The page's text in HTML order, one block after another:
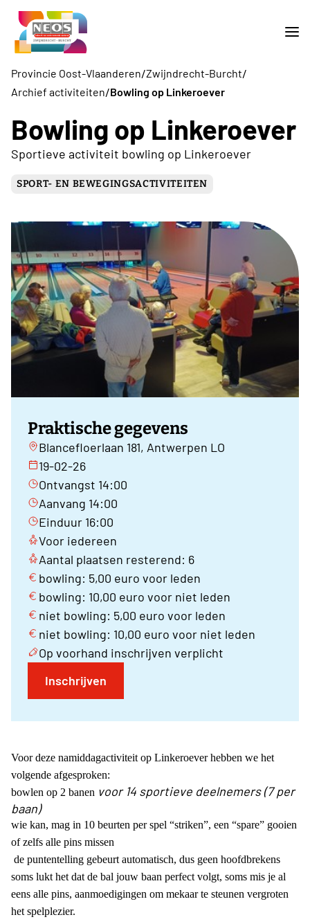
Provincie Oost-Vlaanderen/Zwijndrecht-Burcht/
Archief activiteiten/Bowling op Linkeroever
Bowling op Linkeroever
Sportieve activiteit bowling op Linkeroever
SPORT- EN BEWEGINGSACTIVITEITEN
Praktische gegevens
Blancefloerlaan 181, Antwerpen LO
19-02-26
Ontvangst 14:00
Aanvang 14:00
Einduur 16:00
Voor iedereen
Aantal plaatsen resterend: 6
bowling: 5,00 euro voor leden
bowling: 10,00 euro voor niet leden
niet bowling: 5,00 euro voor leden
niet bowling: 10,00 euro voor niet leden
Op voorhand inschrijven verplicht
Inschrijven
Voor deze namiddagactiviteit op Linkeroever hebben we het
volgende afgesproken:
bowlen op 2 banen voor 14 sportieve deelnemers (7 per
baan)
wie kan, mag in 10 beurten per spel “striken”, een “spare” gooien
of zelfs alle pins missen
de puntentelling gebeurt automatisch, dus geen hoofdbrekens
soms lukt het dat de bal jouw baan perfect volgt, soms mis je al
eens alle pins, aanmoedigingen om mekaar te steunen vergroten
het spelplezier.